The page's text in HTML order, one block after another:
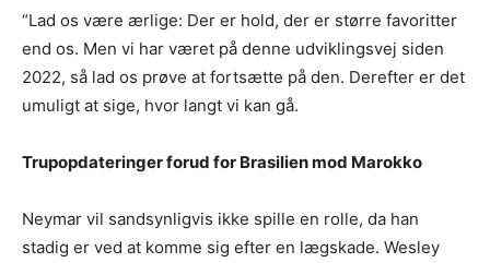
“Lad os være ærlige: Der er hold, der er større favoritter
end os. Men vi har været på denne udviklingsvej siden
2022, så lad os prøve at fortsætte på den. Derefter er det
umuligt at sige, hvor langt vi kan gå.
Trupopdateringer forud for Brasilien mod Marokko
Neymar vil sandsynligvis ikke spille en rolle, da han
stadig er ved at komme sig efter en lægskade. Wesley